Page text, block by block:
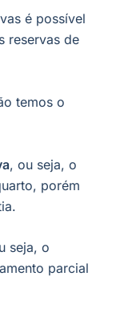
é possível
reservas de
temos o
, ou seja, o
porém
seja, o
parcial